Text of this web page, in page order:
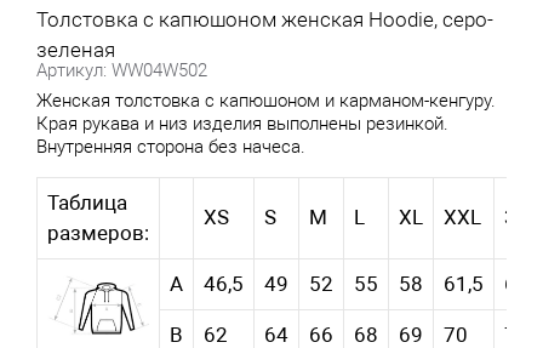
Толстовка с капюшоном женская Hoodie, серо-
зеленая
Артикул: WW04W502
Женская толстовка с капюшоном и карманом-кенгуру.
Края рукава и низ изделия выполнены резинкой.
Внутренняя сторона без начеса.
Таблица
размеров:
XS S M L XL XXL 3XL
А 46,5 49 52 55 58 61,5 65
В 62 64 66 68 69 70 71